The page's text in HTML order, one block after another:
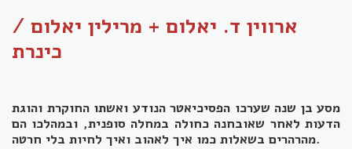
ארווין ד. יאלום + מרילין יאלום /
כינרת
מסע בן שנה שערכו הפסיכיאטר הנודע ואשתו החוקרת והוגת
הדעות לאחר שאובחנה כחולה במחלה סופנית, ובמהלכו הם
מהרהרים בשאלות כמו איך לאהוב ואיך לחיות בלי חרטה.